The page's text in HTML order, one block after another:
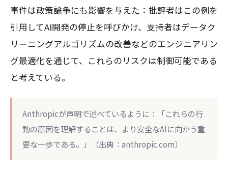
事件は政策論争にも影響を与えた：批評者はこの例を
引用してAI開発の停止を呼びかけ、支持者はデータク
リーニングアルゴリズムの改善などのエンジニアリン
グ最適化を通じて、これらのリスクは制御可能である
と考えている。
Anthropicが声明で述べているように：「これらの行
動の原因を理解することは、より安全なAIに向かう重
要な一歩である。」（出典：anthropic.com）